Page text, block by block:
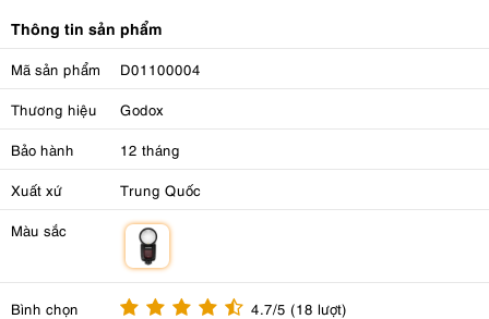
Thông tin sản phẩm
Mã sản phẩm D01100004
Thương hiệu Godox
Bảo hành 12 tháng
Xuất xứ Trung Quốc
Màu sắc
Bình chọn 4.7/5 (18 lượt)